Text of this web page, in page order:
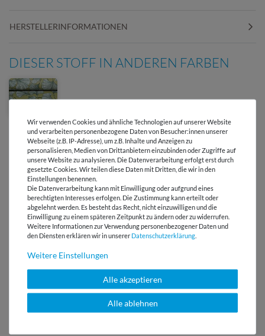
HERSTELLERINFORMATIONEN
DIESER STOFF IN ANDEREN FARBEN
Versandkostenfrei ab 60 € -
Lieferung mit DHL
E-Mail Kundenservice
Antwort in 24h
Bewertungen
Über 110 Gratis
Schnittmuster für Dich
Wir verwenden Cookies und ähnliche Technologien auf unserer Website
und verarbeiten personenbezogene Daten von Besucher:innen unserer
Webseite (z.B. IP-Adresse), um z.B. Inhalte und Anzeigen zu
personalisieren, Medien von Drittanbietern einzubinden oder Zugriffe auf
unsere Website zu analysieren. Die Datenverarbeitung erfolgt erst durch
gesetzte Cookies. Wir teilen diese Daten mit Dritten, die wir in den
Einstellungen benennen.
Die Datenverarbeitung kann mit Einwilligung oder aufgrund eines
berechtigten Interesses erfolgen. Die Zustimmung kann erteilt oder
abgelehnt werden. Es besteht das Recht, nicht einzuwilligen und die
Einwilligung zu einem späteren Zeitpunkt zu ändern oder zu widerrufen.
Weitere Informationen zur Verwendung personenbezogener Daten und
den Diensten erklären wir in unserer Daten­schutz­erklärung
Weitere Einstellungen
Alle akzeptieren
Alle ablehnen